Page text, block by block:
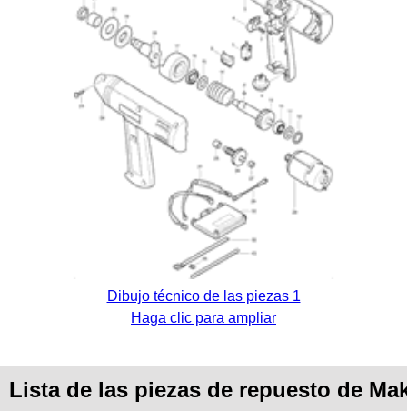
Dibujo técnico de las piezas 1
Haga clic para ampliar
Lista de las piezas de repuesto de